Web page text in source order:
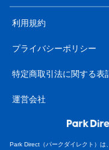
利用規約
プライバシーポリシー
特定商取引法に関する表
運営会社
Park Direct（パークダイレクト）は